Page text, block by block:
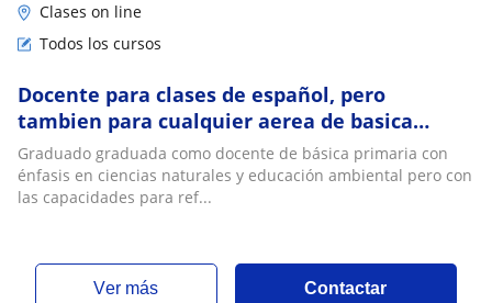
Clases on line
Todos los cursos
Docente para clases de español, pero
tambien para cualquier aerea de basica
primaria
Graduado graduada como docente de básica primaria con
énfasis en ciencias naturales y educación ambiental pero con
las capacidades para ref...
ver más Contactar